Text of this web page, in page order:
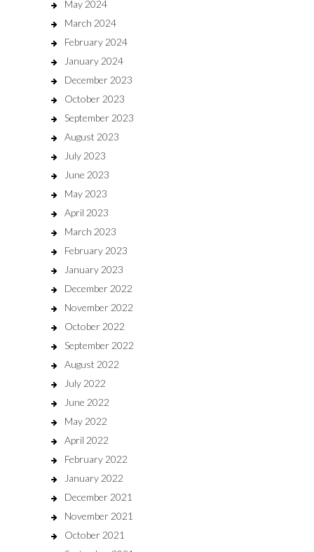
May 2024
March 2024
February 2024
January 2024
December 2023
October 2023
September 2023
August 2023
July 2023
June 2023
May 2023
April 2023
March 2023
February 2023
January 2023
December 2022
November 2022
October 2022
September 2022
August 2022
July 2022
June 2022
May 2022
April 2022
February 2022
January 2022
December 2021
November 2021
October 2021